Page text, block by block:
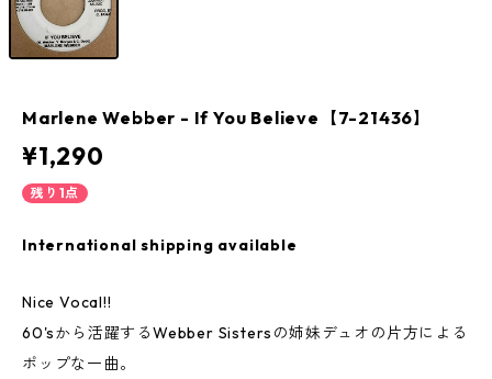
Marlene Webber - If You Believe【7-21436】
¥1,290
残り1点
International shipping available
Nice Vocal!!
60'sから活躍するWebber Sistersの姉妹デュオの片方による
ポップな一曲。